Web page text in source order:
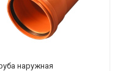
наружная